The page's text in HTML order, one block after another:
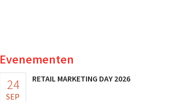
Evenementen
24
SEP
RETAIL MARKETING DAY 2026